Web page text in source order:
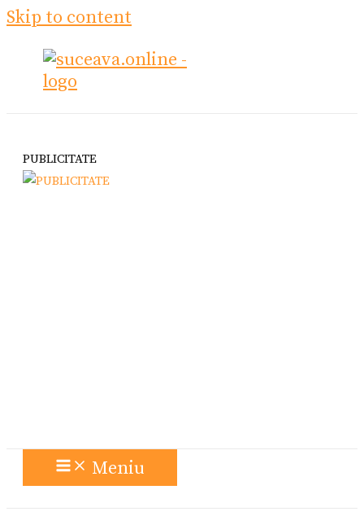
Skip to content
PUBLICITATE
Meniu